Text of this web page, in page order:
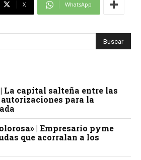
X WhatsApp
La capital salteña entre las
para la
| Empresario pyme
que acorralan a los